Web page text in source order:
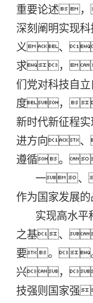
重要论述
深刻阐明实现
义、
求，
们党对科技自
度，
新时代新征程
进方向、
遵循。
一、
作为国家发展
实现高水平
之基、
要。
兴，
技强则国家